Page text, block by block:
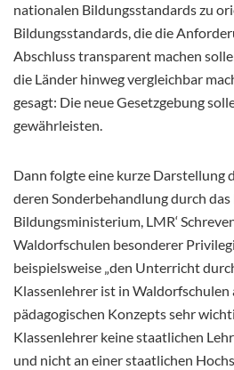
nationalen Bildungsstandards zu
Bildungsstandards, die die
Abschluss transparent machen
die Länder hinweg vergleichbar
gesagt: Die neue Gesetzgebung
gewährleisten.
Dann folgte eine kurze Darstellung
deren Sonderbehandlung durch
Bildungsministerium, LMR‘
Waldorfschulen besonderer
beispielsweise „den Unterricht
Klassenlehrer ist in Waldorfschulen
pädagogischen Konzepts sehr
Klassenlehrer keine staatlichen
und nicht an einer staatlichen